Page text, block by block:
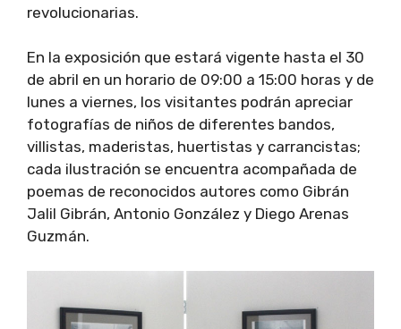
revolucionarias.
En la exposición que estará vigente hasta el 30
de abril en un horario de 09:00 a 15:00 horas y de
lunes a viernes, los visitantes podrán apreciar
fotografías de niños de diferentes bandos,
villistas, maderistas, huertistas y carrancistas;
cada ilustración se encuentra acompañada de
poemas de reconocidos autores como Gibrán
Jalil Gibrán, Antonio González y Diego Arenas
Guzmán.